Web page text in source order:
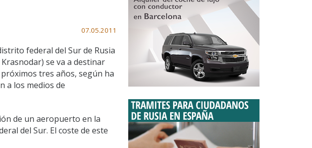
07.05.2011
federal del Sur de Rusia
se va a destinar
tres años, según ha
a los medios de
de un aeropuerto en la
del Sur. El coste de este